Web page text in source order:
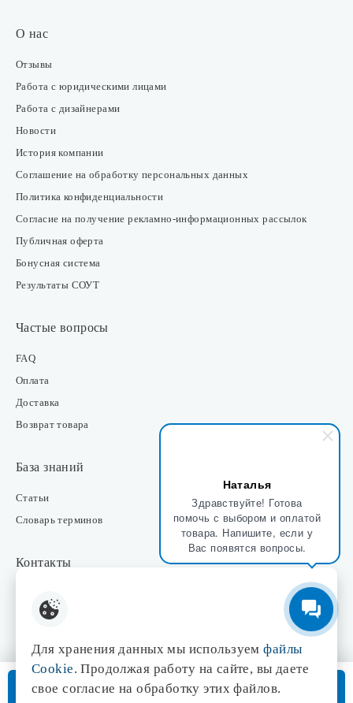
Наталья
Здравствуйте! Готова
помочь с выбором и оплатой
товара. Напишите, если у
Вас появятся вопросы.
О нас
Отзывы
Работа с юридическими лицами
Работа с дизайнерами
Новости
История компании
Соглашение на обработку персональных данных
Политика конфиденциальности
Согласие на получение рекламно-информационных рассылок
Публичная оферта
Бонусная система
Результаты СОУТ
Частые вопросы
FAQ
Оплата
Доставка
Возврат товара
База знаний
Статьи
Словарь терминов
Контакты
Интернет-магазин
Отдел маркетинга
В корзину
Доставка от 3 дней
Для хранения данных мы используемфайлы
Cookie. Продолжая работу на сайте, вы даете
свое согласие на обработку этих файлов.